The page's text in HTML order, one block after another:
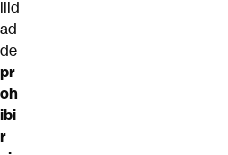
ilid
ad
de
pr
oh
ibi
r